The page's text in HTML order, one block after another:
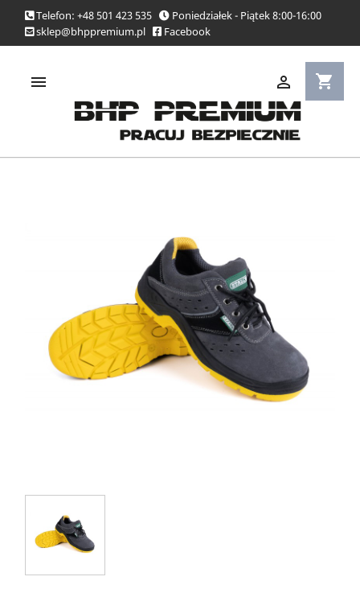
Telefon: +48 501 423 535
Poniedziałek - Piątek 8:00-16:00
sklep@bhppremium.pl
Facebook
 shopping_cart
